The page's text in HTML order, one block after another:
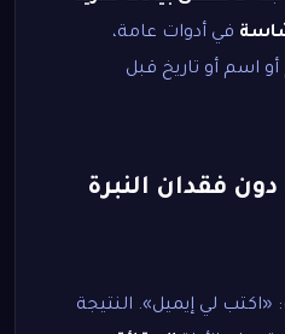
في أدوات عامة،
اسم أو تاريخ قبل
فقدان النبرة
لي إيميل». النتيجة